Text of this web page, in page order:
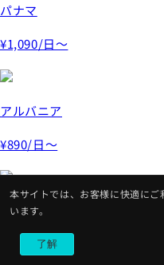
本サイトでは、お客様に快適に
います。
了解
パナマ
¥1,090/日～
アルバニア
¥890/日～
モナコ
/日～